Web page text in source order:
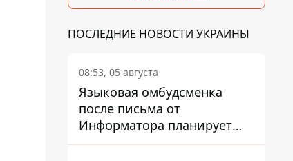
ПОСЛЕДНИЕ НОВОСТИ УКРАИНЫ
08:53, 05 августа
Языковая омбудсменка
после письма от
Информатора планирует
наказать компанию-